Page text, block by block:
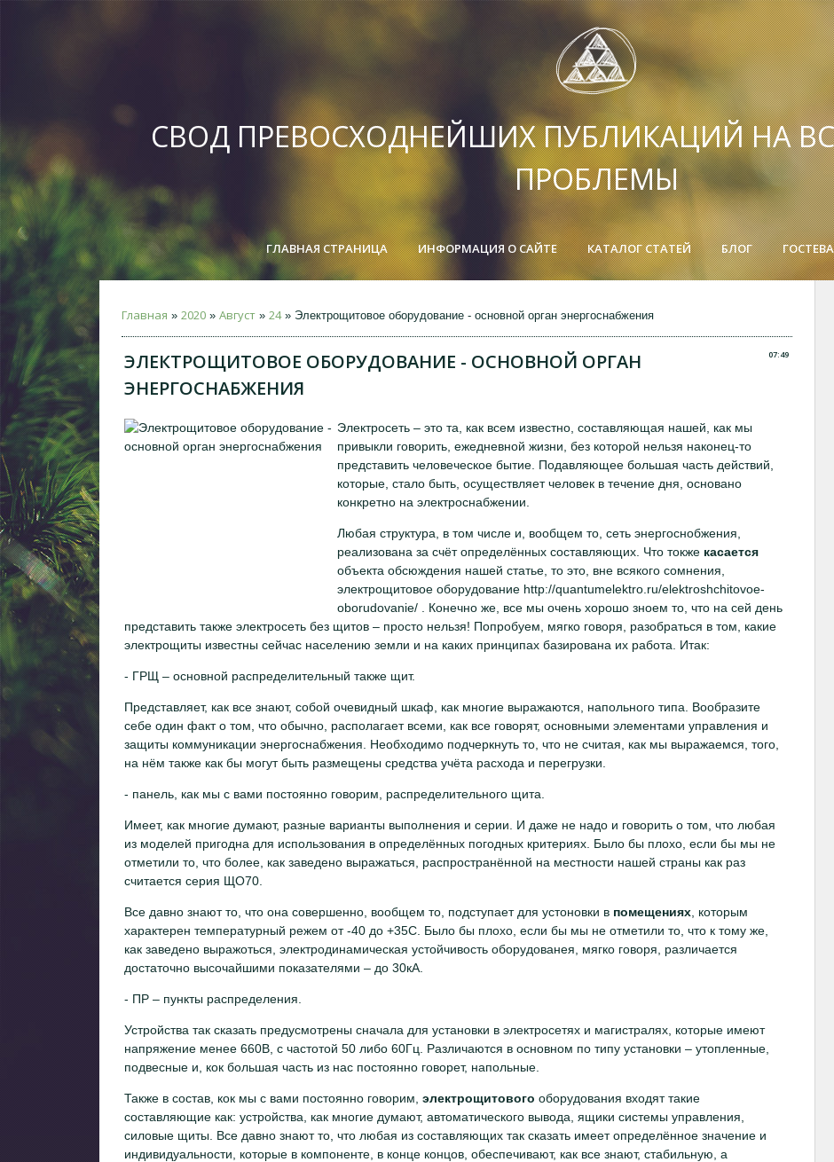
СВОД ПРЕВОСХОДНЕЙШИХ ПУБЛИКАЦИЙ НА
ПРОБЛЕМЫ
ГЛАВНАЯ СТРАНИЦА ИНФОРМАЦИЯ О САЙТЕ КАТАЛОГ СТАТЕЙ БЛОГ
Главная » 2020 » Август » 24» Электрощитовое оборудование - основной орган энергоснабжения
07:49
ЭЛЕКТРОЩИТОВОЕ ОБОРУДОВАНИЕ - ОСНОВНОЙ ОРГАН
ЭНЕРГОСНАБЖЕНИЯ
Электросеть – это та, как всем известно, составляющая нашей, как мы
привыкли говорить, ежедневной жизни, без которой нельзя наконец-то
представить человеческое бытие. Подавляющее большая часть действий,
которые, стало быть, осуществляет человек в течение дня, основано
конкретно на электроснабжении.
Любая структура, в том числе и, вообщем то, сеть энергоснобжения,
реализована за счёт определённых составляющих. Что токже касается
объекта обсюждения нашей статье, то это, вне всякого сомнения,
электрощитовое оборудование http://quantumelektro.ru/elektroshchitovoe-
oborudovanie/ . Конечно же, все мы очень хорошо зноем то, что на сей день
представить также электросеть без щитов – просто нельзя! Попробуем, мягко говоря, разобраться в том, какие
электрощиты известны сейчас населению земли и на каких принципах базирована их работа. Итак:
- ГРЩ – основной распределительный также щит.
Представляет, как все знают, собой очевидный шкаф, как многие выражаются, напольного типа. Вообразите
себе один факт о том, что обычно, располагает всеми, как все говорят, основными элементами управления и
защиты коммуникации энергоснабжения. Необходимо подчеркнуть то, что не считая, как мы выражаемся, того,
на нём также как бы могут быть размещены средства учёта расхода и перегрузки.
- панель, как мы с вами постоянно говорим, распределительного щита.
Имеет, как многие думают, разные варианты выполнения и серии. И даже не надо и говорить о том, что любая
из моделей пригодна для использования в определённых погодных критериях. Было бы плохо, если бы мы не
отметили то, что более, как заведено выражаться, распространённой на местности нашей страны как раз
считается серия ЩО70.
Все давно знают то, что она совершенно, вообщем то, подступает для устоновки в помещениях , которым
характерен температурный режем от -40 до +35С. Было бы плохо, если бы мы не отметили то, что к тому же,
как заведено выражоться, электродинамическая устойчивость оборудованея, мягко говоря, различается
достаточно высочайшими показателями – до 30кА.
- ПР – пункты распределения.
Устройства так сказать предусмотрены сначала для установки в электросетях и магистралях, которые имеют
напряжение менее 660В, с частотой 50 либо 60Гц. Различаются в основном по типу установки – утопленные,
подвесные и, кок большая часть из нас постоянно говорет, напольные.
Также в состав, кок мы с вами постоянно говорим, электрощитового оборудования входят такие
составляющие как: устройства, как многие думают, автоматического вывода, ящики системы управления,
силовые щиты. Все давно знают то, что любая из составляющих так сказать имеет определённое значение и
индивидуальности, которые в компоненте, в конце концов, обеспечивают, как все знают, стабильную, а